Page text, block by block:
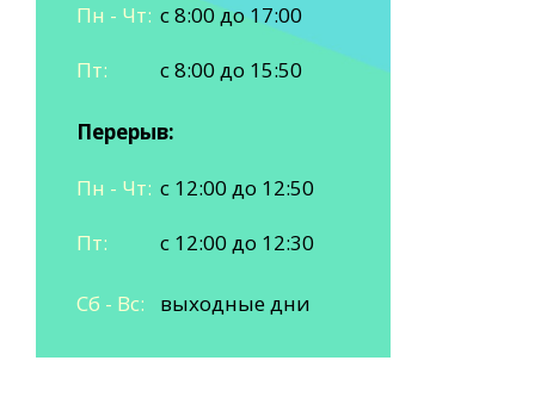
Пн - Чт: с 8:00 до 17:00
Пт:
с 8:00 до 15:50
Перерыв:
Пн - Чт: с 12:00 до 12:50
Пт:
с 12:00 до 12:30
Сб - Вс: выходные дни